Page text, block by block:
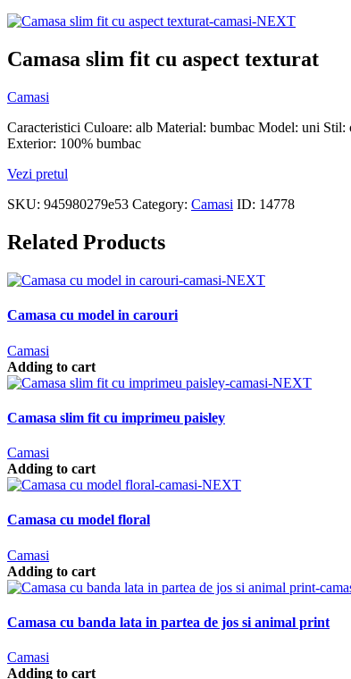
Camasa slim fit cu aspect texturat
Camasi
Caracteristici Culoare: alb Material: bumbac Model: uni
Exterior: 100% bumbac
Vezi pretul
SKU: 945980279e53 Category: Camasi ID: 14778
Related Products
Camasa cu model in carouri
Camasi
Adding to cart
Camasa slim fit cu imprimeu paisley
Camasi
Adding to cart
Camasa cu model floral
Camasi
Adding to cart
Camasa cu banda lata in partea de jos si animal print
Camasi
Adding to cart